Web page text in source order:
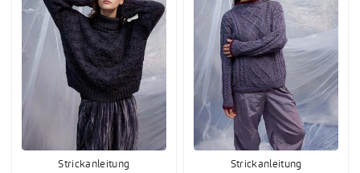
Strickanleitung Strickanleitung